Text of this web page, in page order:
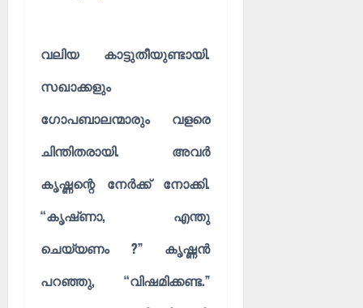
വലിയ കാട്ടുതീയുണ്ടായി.
സഖാക്കളും
ഗോപബാലന്മാരും വളരെ
ചിന്തിതരായി. അവർ
കൃഷ്ണന്റെ നേർക്ക് നോക്കി.
“കൃഷ്‌ണാ, എന്തു
ചെയ്യണം ?” കൃഷ്ണൻ
പറഞ്ഞു, “വിഷമിക്കണ്ട.”